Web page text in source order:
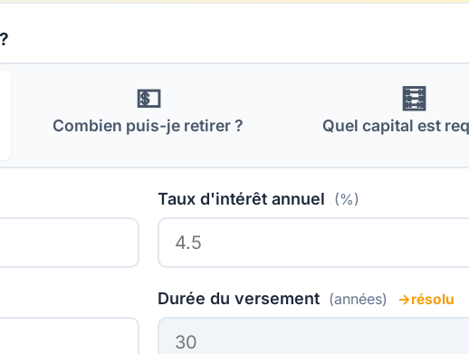
💵
Combien puis-je retirer ?
🧮
Quel capital est
Taux d'intérêt annuel (%)
Durée du versement (années)